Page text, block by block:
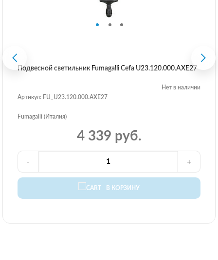
Подвесной светильник Fumagalli Cefa U23.120.000.AXE27
Нет в наличии
Артикул: FU_U23.120.000.AXE27
Fumagalli (Италия)
4 339 руб.
В КОРЗИНУ
- +